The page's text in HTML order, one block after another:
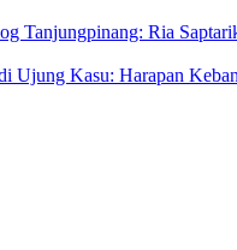
Tanjungpinang: Ria
Ujung Kasu: Harapan